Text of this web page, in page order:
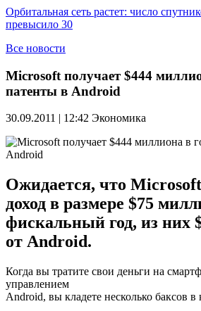
Орбитальная сеть растет: число
превысило 30
Все новости
Microsoft получает $444
патенты в Android
30.09.2011 | 12:42 Экономика
Ожидается, что
доход в размере $75
фискальный год, из них
от Android.
Когда вы тратите свои деньги на
управлением
Android, вы кладете несколько баксов